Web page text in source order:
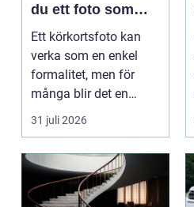
du ett foto som
alltid blir godkänt
Ett körkortsfoto kan
verka som en enkel
formalitet, men för
många blir det en
oväntad källa till str...
31 juli 2026